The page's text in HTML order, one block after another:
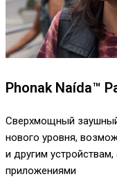
Phonak Naída™
Сверхмощный заушный
нового уровня,
и другим
приложениями